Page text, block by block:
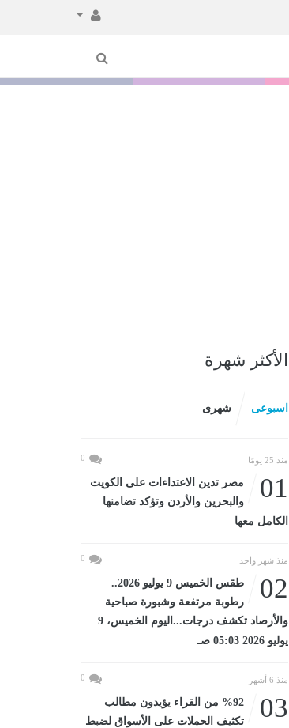
الأكثر شهرة
اسبوعى شهرى
منذ 25 يومًا 0
01
مصر تدين الاعتداءات على الكويت
والبحرين والأردن وتؤكد تضامنها
الكامل معها
منذ شهر واحد 0
02
طقس الخميس 9 يوليو 2026..
رطوبة مرتفعة وشبورة صباحية
والأرصاد تكشف درجات...اليوم الخميس، 9
يوليو 2026 05:03 صـ
منذ 6 أشهر 0
03
%92 من القراء يؤيدون مطالب
تكثيف الحملات على الأسواق لضبط